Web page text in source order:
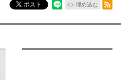
ポスト 埋め込む